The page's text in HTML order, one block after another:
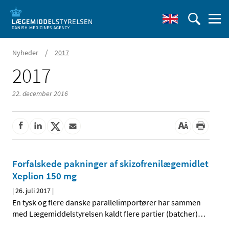
Nyheder / 2017
2017
22. december 2016
Forfalskede pakninger af skizofrenilægemidlet
Xeplion 150 mg
|26. juli 2017 |
En tysk og flere danske parallelimportører har sammen
med Lægemiddelstyrelsen kaldt flere partier (batcher)…